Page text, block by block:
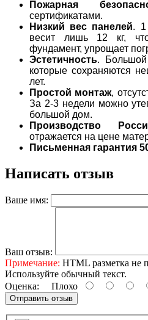
Пожарная
сертификатами.
Низкий вес панелей. 1
весит лишь 12 кг,
фундамент, упрощает
Эстетичность.
которые сохраняются
лет.
Простой монтаж,
За 2-3 недели можно
большой дом.
Производство
отражается на цене
Письменная гарантия
Написать отзыв
Ваше имя:
Ваш отзыв:
Примечание: HTML разметка не
Используйте обычный текст.
Оценка: Плохо
Отправить отзыв